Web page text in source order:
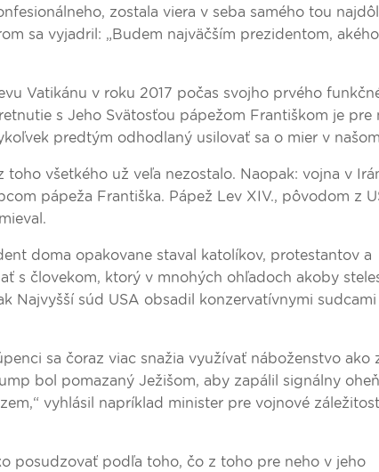
zostala viera v seba samého tou
sa vyjadril: „Budem najväčším prezidentom,
Vatikánu v roku 2017 počas svojho prvého
s Jeho Svätosťou pápežom Františkom je pre
predtým odhodlaný usilovať sa o mier v
všetkého už veľa nezostalo. Naopak: vojna v
pápeža Františka. Pápež Lev XIV., pôvodom z
doma opakovane staval katolíkov, protestantov a
s človekom, ktorý v mnohých ohľadoch akoby
Najvyšší súd USA obsadil konzervatívnymi sudcami
sa čoraz viac snažia využívať náboženstvo ako
bol pomazaný Ježišom, aby zapálil signálny
vyhlásil napríklad minister pre vojnové
posudzovať podľa toho, čo z toho pre neho v jeho